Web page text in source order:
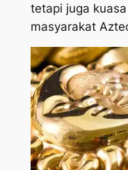
tetapi juga
masyarakat